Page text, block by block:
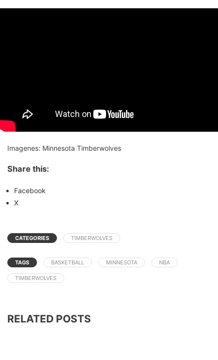
Imagenes: Minnesota Timberwolves
Share this:
Facebook
X
CATEGORIES TIMBERWOLVES
TAGS BASKETBALL MINNESOTA NBA
TIMBERWOLVES
RELATED POSTS